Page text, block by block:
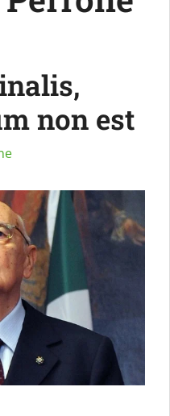
non est